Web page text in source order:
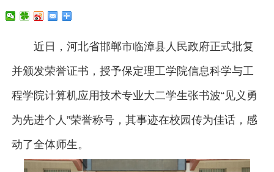
近日，河北省邯郸市临漳县人民政府正式批复
并颁发荣誉证书，授予保定理工学院信息科学与工
程学院计算机应用技术专业大二学生张书波“见义勇
为先进个人”荣誉称号，其事迹在校园传为佳话，感
动了全体师生。